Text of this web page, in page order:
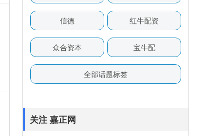
信德 红牛配资
众合资本 宝牛配
全部话题标签
关注 嘉正网